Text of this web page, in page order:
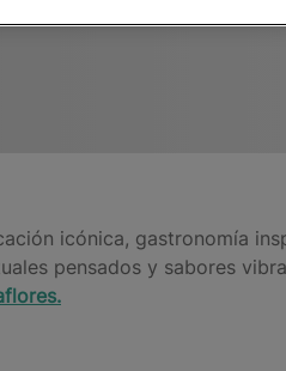
icónica, gastronomía
pensados y sabores